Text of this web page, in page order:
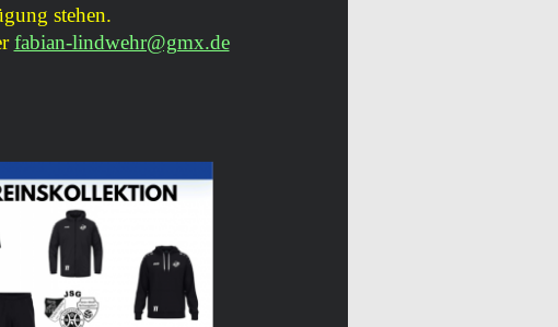
stehen.
fabian-lindwehr@gmx.de